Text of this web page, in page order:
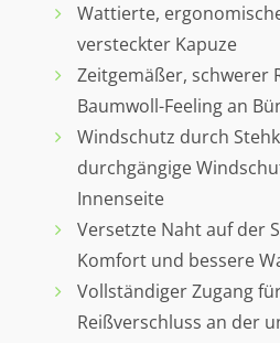
Wattierte,
versteckter Kapuze
Zeitgemäßer, schwerer
Baumwoll-Feeling an
Windschutz durch
durchgängige
Innenseite
Versetzte Naht auf der
Komfort und bessere
Vollständiger Zugang
Reißverschluss an der